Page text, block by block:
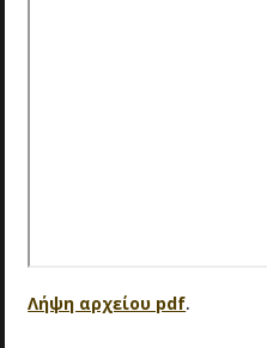
Λήψη αρχείου pdf.